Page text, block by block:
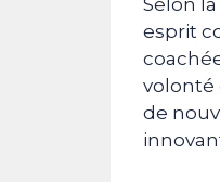
esprit
volonté
de